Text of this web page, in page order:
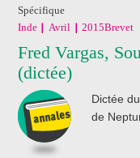
Spécifique
Inde
Avril 2015Brevet
Fred Vargas,
(dictée)
Dictée
de